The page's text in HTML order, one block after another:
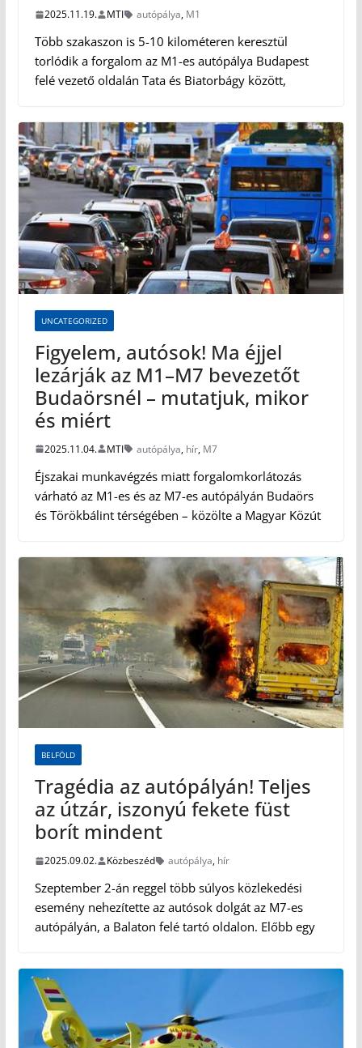
2025.11.19. MTI autópálya, M1
Több szakaszon is 5-10 kilométeren keresztül
torlódik a forgalom az M1-es autópálya Budapest
felé vezető oldalán Tata és Biatorbágy között,
UNCATEGORIZED
Figyelem, autósok! Ma éjjel
lezárják az M1–M7 bevezetőt
Budaörsnél – mutatjuk, mikor
és miért
2025.11.04. MTI autópálya, hír, M7
Éjszakai munkavégzés miatt forgalomkorlátozás
várható az M1-es és az M7-es autópályán Budaörs
és Törökbálint térségében – közölte a Magyar Közút
BELFÖLD
Tragédia az autópályán! Teljes
az útzár, iszonyú fekete füst
borít mindent
2025.09.02. Közbeszéd autópálya, hír
Szeptember 2-án reggel több súlyos közlekedési
esemény nehezítette az autósok dolgát az M7-es
autópályán, a Balaton felé tartó oldalon. Előbb egy